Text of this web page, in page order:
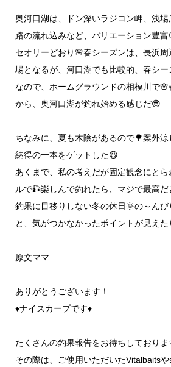
奥河口湖は、ドン深いラジコン岬、浅
路の流れ込みなど、バリエーション豊富
セオリーどおり🌸春シーズンは、長浜
場となるが、河口湖でも比較的、春シ
なので、ホームグラウンドの相模川で
から、奥河口湖が釣れ始める感じだ😎
ちなみに、夏も木陰があるので🌳案外
納得の一本をゲットした😆
あくまで、私の考えだが固定観念にと
ルで🎣楽しんで釣れたら、マジで最高だ
釣果に目移りしない冬の休日🌞の～ん
と、気がつかなかったポイントが見え
原文ママ
ありがとうございます！
♦ナイスカープです♦
たくさんの釣果報告をお待ちしておりま
その際は、ご使用いただいたVitalbaits